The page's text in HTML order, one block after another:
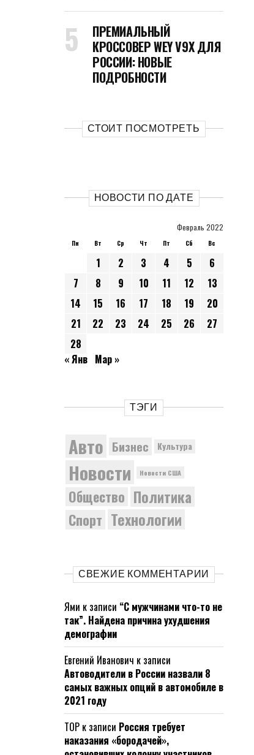
ПРЕМИАЛЬНЫЙ
КРОССОВЕР WEY V9X ДЛЯ
РОССИИ: НОВЫЕ
ПОДРОБНОСТИ
СТОИТ ПОСМОТРЕТЬ
НОВОСТИ ПО ДАТЕ
Февраль 2022
Пн Вт Ср Чт Пт Сб Вс
1 2 3 4 5
6
7
8 9 10 11 12
13
14
15 16 17 18 19
20
21
22 23 24 25 26
27
28
« Янв Мар »
ТЭГИ
Авто Бизнес Культура
Новости Новости США
Общество Политика
Спорт Технологии
СВЕЖИЕ КОММЕНТАРИИ
Ями к записи “С мужчинами что-то не
так”. Найдена причина ухудшения
демографии
Евгений Иванович к записи
Автоводители в России назвали 8
самых важных опций в автомобиле в
2021 году
ТОР к записи Россия требует
наказания «бородачей»,